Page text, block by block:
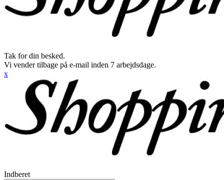
Tak for din besked.
Vi vender tilbage på e-mail inden 7 arbejdsdage.
x
Indberet